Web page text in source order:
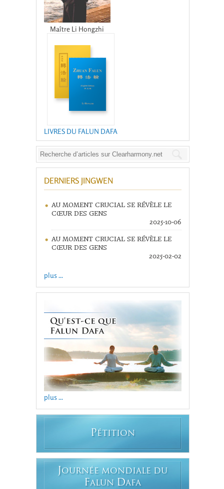
Maître Li Hongzhi
LIVRES DU FALUN DAFA
DERNIERS JINGWEN
AU MOMENT CRUCIAL SE RÉVÈLE LE
CŒUR DES GENS
2025-10-06
AU MOMENT CRUCIAL SE RÉVÈLE LE
CŒUR DES GENS
2025-02-02
plus ...
plus ...
PÉTITION
JOURNÉE MONDIALE DU
FALUN DAFA